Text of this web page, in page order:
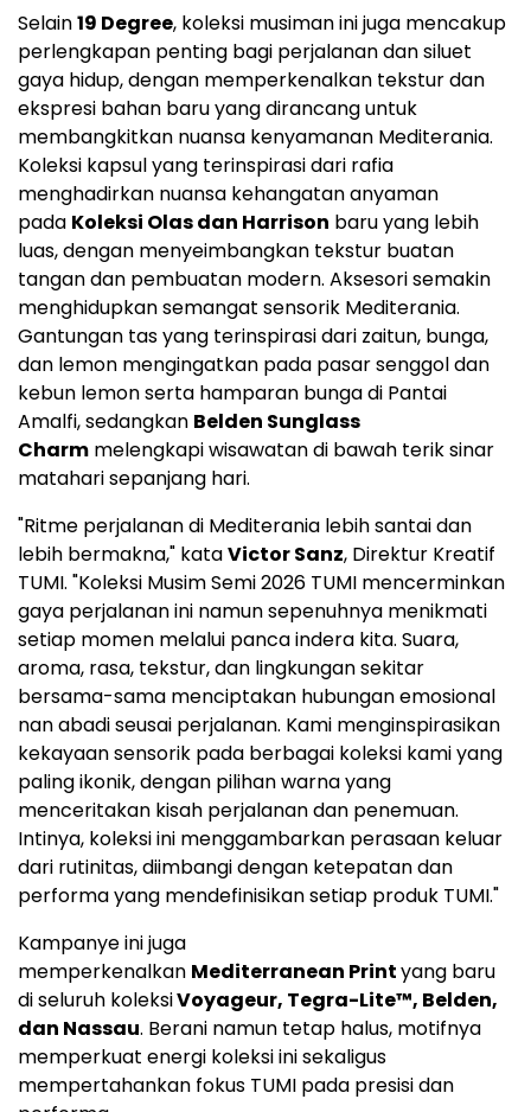
Selain19 Degree, koleksi musiman ini juga mencakup
perlengkapan penting bagi perjalanan dan siluet
gaya hidup, dengan memperkenalkan tekstur dan
ekspresi bahan baru yang dirancang untuk
membangkitkan nuansa kenyamanan Mediterania.
Koleksi kapsul yang terinspirasi dari rafia
menghadirkan nuansa kehangatan anyaman
pada Koleksi Olas dan Harrison baru yang lebih
luas, dengan menyeimbangkan tekstur buatan
tangan dan pembuatan modern. Aksesori semakin
menghidupkan semangat sensorik Mediterania.
Gantungan tas yang terinspirasi dari zaitun, bunga,
dan lemon mengingatkan pada pasar senggol dan
kebun lemon serta hamparan bunga di Pantai
Amalfi, sedangkan Belden Sunglass
Charm melengkapi wisawatan di bawah terik sinar
matahari sepanjang hari.
"Ritme perjalanan di Mediterania lebih santai dan
lebih bermakna," kataVictor Sanz, Direktur Kreatif
TUMI. "Koleksi Musim Semi 2026 TUMI mencerminkan
gaya perjalanan ini namun sepenuhnya menikmati
setiap momen melalui panca indera kita. Suara,
aroma, rasa, tekstur, dan lingkungan sekitar
bersama-sama menciptakan hubungan emosional
nan abadi seusai perjalanan. Kami menginspirasikan
kekayaan sensorik pada berbagai koleksi kami yang
paling ikonik, dengan pilihan warna yang
menceritakan kisah perjalanan dan penemuan.
Intinya, koleksi ini menggambarkan perasaan keluar
dari rutinitas, diimbangi dengan ketepatan dan
performa yang mendefinisikan setiap produk TUMI."
Kampanye ini juga
memperkenalkan Mediterranean Printyang baru
di seluruh koleksiVoyageur, Tegra-Lite™, Belden,
dan Nassau. Berani namun tetap halus, motifnya
memperkuat energi koleksi ini sekaligus
mempertahankan fokus TUMI pada presisi dan